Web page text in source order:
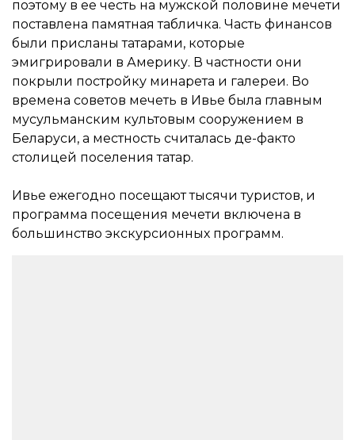
поэтому в ее честь на мужской половине мечети
поставлена памятная табличка. Часть финансов
были присланы татарами, которые
эмигрировали в Америку. В частности они
покрыли постройку минарета и галереи. Во
времена советов мечеть в Ивье была главным
мусульманским культовым сооружением в
Беларуси, а местность считалась де-факто
столицей поселения татар.
Ивье ежегодно посещают тысячи туристов, и
программа посещения мечети включена в
большинство экскурсионных программ.